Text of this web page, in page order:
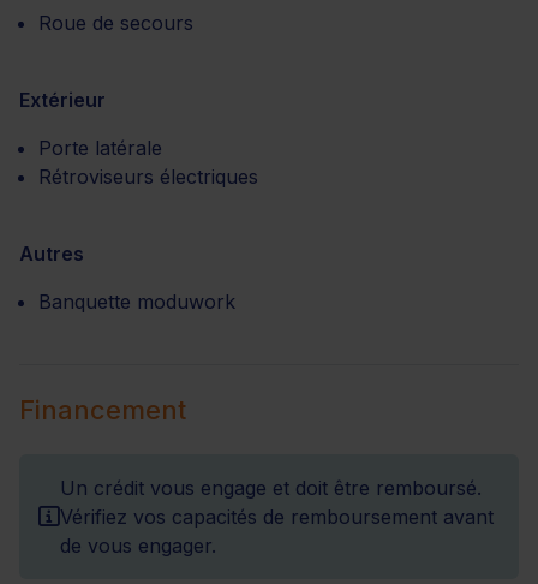
Roue de secours
Extérieur
Porte latérale
Rétroviseurs électriques
Autres
Banquette moduwork
Financement
Un crédit vous engage et doit être remboursé.
Vérifiez vos capacités de remboursement avant
de vous engager.